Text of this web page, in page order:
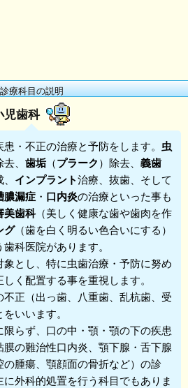
診療科目の説明
児歯科
・不正の治療と予防をします。 虫
、 歯垢 （プラーク）除去、 義歯
インプラント治療、抜歯、そして
膿漏症 ・ 口内炎の治療といった事も
美歯科（美しく健康な歯や歯肉を作
グ（歯を白く明るい色合いにする）
科医院があります。
とし、特に虫歯治療・予防に努め
しく配置する事を重視します。
不正（出っ歯、八重歯、乱杭歯、受
いいます。
限らず、口の中・顎・顎の下の疾患
膜の難治性口内炎、顎下腺・舌下腺
腫瘍、顎顔面の骨折など）の診
外科的処置を行う科目でもありま